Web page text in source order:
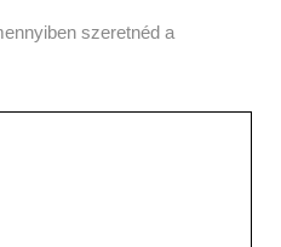
szeretnéd a